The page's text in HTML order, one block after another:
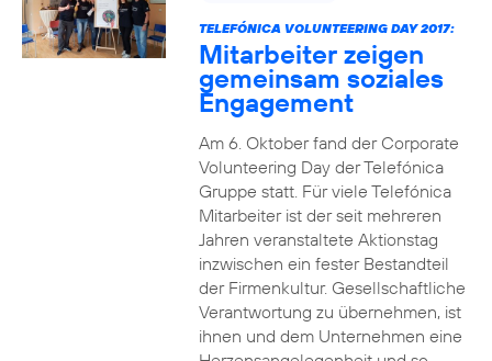
TELEFÓNICA VOLUNTEERING DAY 2017:
Mitarbeiter zeigen
gemeinsam soziales
Engagement
Am 6. Oktober fand der Corporate
Volunteering Day der Telefónica
Gruppe statt. Für viele Telefónica
Mitarbeiter ist der seit mehreren
Jahren veranstaltete Aktionstag
inzwischen ein fester Bestandteil
der Firmenkultur. Gesellschaftliche
Verantwortung zu übernehmen, ist
ihnen und dem Unternehmen eine